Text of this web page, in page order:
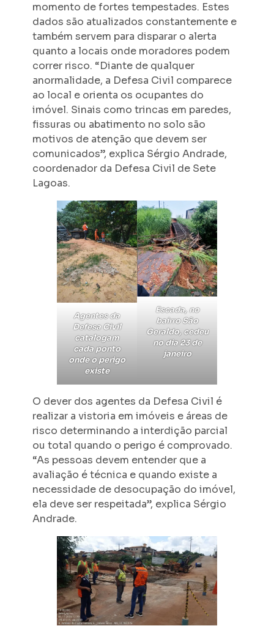
momento de fortes tempestades. Estes
dados são atualizados constantemente e
também servem para disparar o alerta
quanto a locais onde moradores podem
correr risco. “Diante de qualquer
anormalidade, a Defesa Civil comparece
ao local e orienta os ocupantes do
imóvel. Sinais como trincas em paredes,
fissuras ou abatimento no solo são
motivos de atenção que devem ser
comunicados”, explica Sérgio Andrade,
coordenador da Defesa Civil de Sete
Lagoas.
Agentes da
Defesa Civil
catalogam
cada ponto
onde o perigo
existe
Escada, no
bairro São
Geraldo, cedeu
no dia 23 de
janeiro
O dever dos agentes da Defesa Civil é
realizar a vistoria em imóveis e áreas de
risco determinando a interdição parcial
ou total quando o perigo é comprovado.
“As pessoas devem entender que a
avaliação é técnica e quando existe a
necessidade de desocupação do imóvel,
ela deve ser respeitada”, explica Sérgio
Andrade.